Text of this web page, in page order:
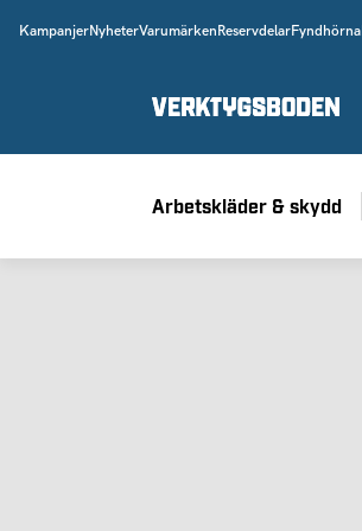
KampanjerNyheterVarumärken ReservdelarFyndhörna
Arbetskläder & skydd